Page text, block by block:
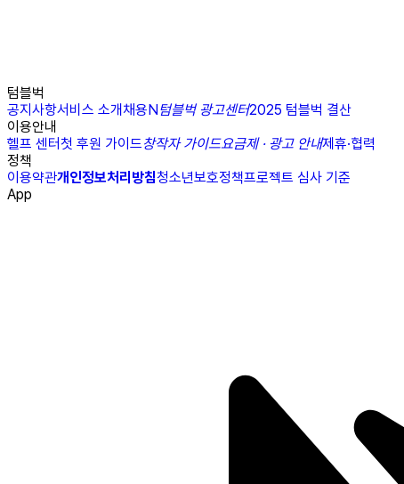
텀블벅
공지사항서비스 소개채용N텀블벅 광고센터2025 텀블벅 결산
이용안내
헬프 센터첫 후원 가이드창작자 가이드요금제 · 광고 안내제휴·협력
정책
이용약관개인정보처리방침청소년보호정책프로젝트 심사 기준
App